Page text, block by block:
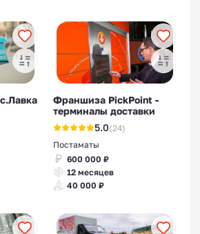
Франшиза PickPoint -
терминалы доставки
5.0(24)
Постаматы
600 000 ₽
12 месяцев
40 000 ₽